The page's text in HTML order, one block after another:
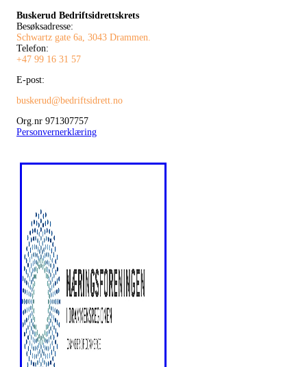
Buskerud Bedriftsidrettskrets
Besøksadresse:
Schwartz gate 6a, 3043 Drammen.
Telefon:
+47 99 16 31 57
E-post:
buskerud@bedriftsidrett.no
Org.nr 971307757
Personvernerklæring